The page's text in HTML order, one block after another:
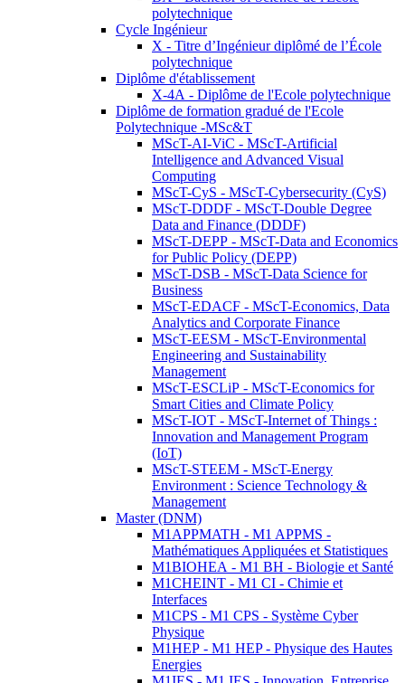
polytechnique
Cycle Ingénieur
X - Titre d’Ingénieur diplômé de l’École
polytechnique
Diplôme d'établissement
X-4A - Diplôme de l'Ecole polytechnique
Diplôme de formation gradué de l'Ecole
Polytechnique -MSc&T
MScT-AI-ViC - MScT-Artificial
Intelligence and Advanced Visual
Computing
MScT-CyS - MScT-Cybersecurity (CyS)
MScT-DDDF - MScT-Double Degree
Data and Finance (DDDF)
MScT-DEPP - MScT-Data and Economics
for Public Policy (DEPP)
MScT-DSB - MScT-Data Science for
Business
MScT-EDACF - MScT-Economics, Data
Analytics and Corporate Finance
MScT-EESM - MScT-Environmental
Engineering and Sustainability
Management
MScT-ESCLiP - MScT-Economics for
Smart Cities and Climate Policy
MScT-IOT - MScT-Internet of Things :
Innovation and Management Program
(IoT)
MScT-STEEM - MScT-Energy
Environment : Science Technology &
Management
Master (DNM)
M1APPMATH - M1 APPMS -
Mathématiques Appliquées et Statistiques
M1BIOHEA - M1 BH - Biologie et Santé
M1CHEINT - M1 CI - Chimie et
Interfaces
M1CPS - M1 CPS - Système Cyber
Physique
M1HEP - M1 HEP - Physique des Hautes
Energies